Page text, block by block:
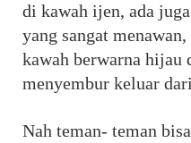
di kawah ijen, ada
yang sangat
kawah berwarna hijau
menyembur keluar
Nah teman- teman